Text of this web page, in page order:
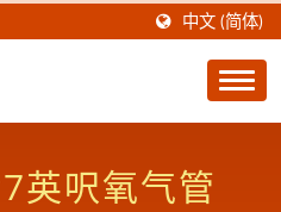
中文 (简体)
英呎氧气管